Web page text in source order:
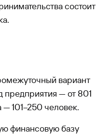
состоит
вариант
— от 801
101–250 человек.
финансовую базу